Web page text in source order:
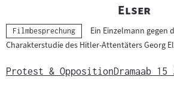
"
Elser"
Kategorie:
Filmbesprechung
Ein Einzelmann gegen
Charakterstudie des Hitler-Attentäters Georg
Protest & OppositionDramaab 15